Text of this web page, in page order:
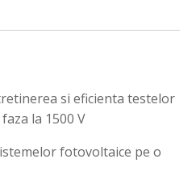
si eficienta testelor
la 1500 V
fotovoltaice pe o